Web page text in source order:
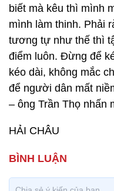
biết mà kêu thì mình
mình làm thinh. Phải
tương tự như thế thì
điểm luôn. Đừng để
kéo dài, không mắc
để người dân mất
– ông Trần Thọ nhấn
HẢI CHÂU